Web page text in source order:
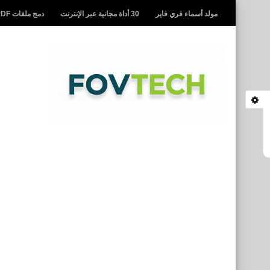
مولد أسماء فري فاير 30 أداة مجانية عبر الإنترنت دمج ملفات PDF